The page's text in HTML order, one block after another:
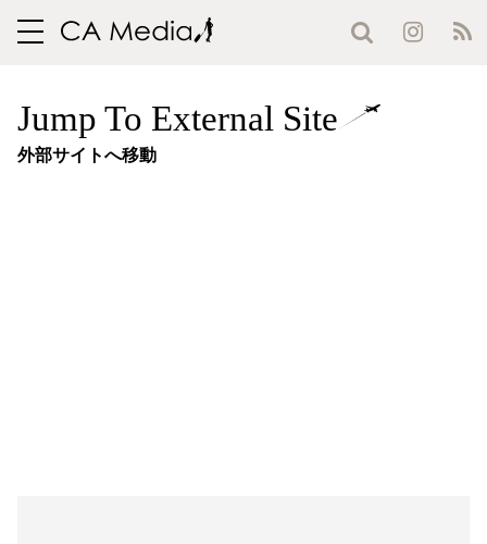
toggle
Jump To External Site
外部サイトへ移動